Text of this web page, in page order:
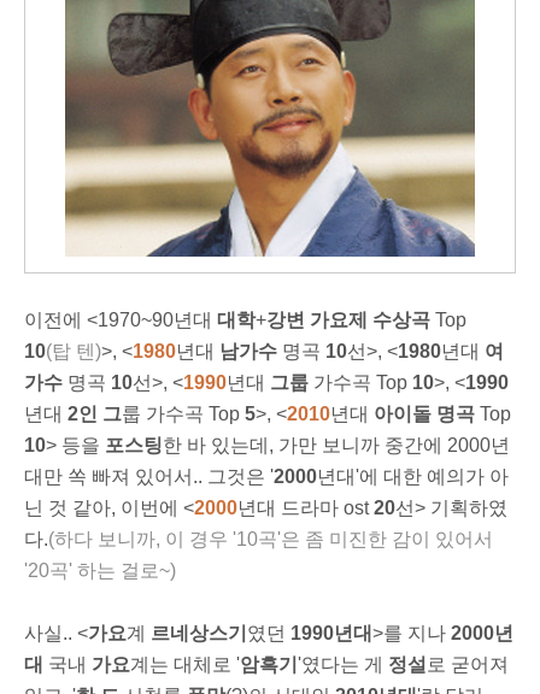
이전에 <1970~90년대 대학+강변 가요제 수상곡 Top
10(탑 텐)>, <1980년대 남가수 명곡 10선>, <1980년대 여
가수 명곡 10선>, <1990년대 그룹 가수곡 Top 10>, <1990
년대 2인 그룹 가수곡 Top 5>, <2010년대 아이돌 명곡 Top
10> 등을 포스팅한 바 있는데, 가만 보니까 중간에 2000년
대만 쏙 빠져 있어서.. 그것은 '2000년대'에 대한 예의가 아
닌 것 같아, 이번에 <2000년대 드라마 ost20선> 기획하였
다.(하다 보니까, 이 경우 '10곡'은 좀 미진한 감이 있어서
'20곡' 하는 걸로~)
사실.. <가요계 르네상스기 였던 1990년대>를 지나 2000년
대 국내 가요계는 대체로 '암흑기 '였다는 게 정설 로 굳어져